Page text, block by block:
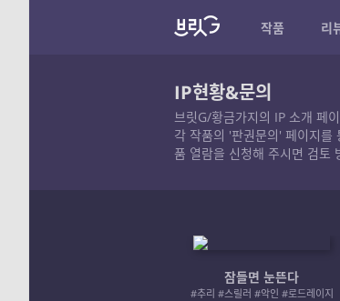
작품 리
IP현황&문의
브릿G/황금가지의 IP 소개 페
각 작품의 '판권문의' 페이지를
품 열람을 신청해 주시면 검토
잠들면 눈뜬다
#추리 #스릴러 #악인 #로드레이지